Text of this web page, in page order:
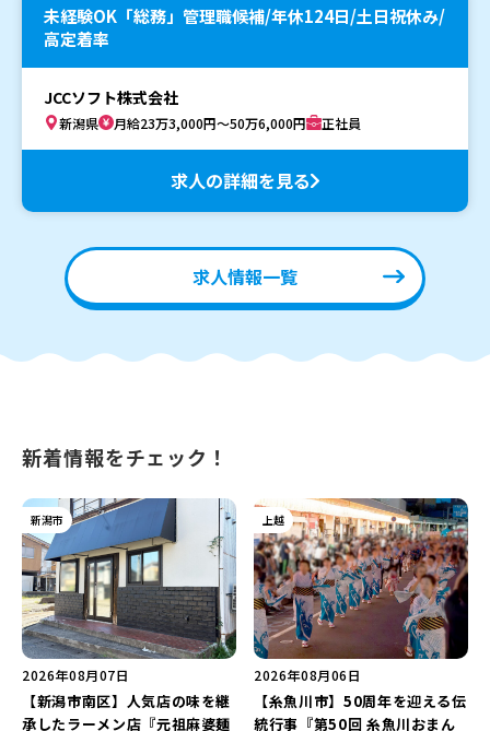
未経験OK「総務」管理職候補/年休124日/土日祝休み/
高定着率
JCCソフト株式会社
新潟県 月給23万3,000円～50万6,000円 正社員
求人の詳細を見る
求人情報一覧
新着情報をチェック！
新潟市
2026年08月07日
【新潟市南区】人気店の味を継
承したラーメン店『元祖麻婆麺
上越
2026年08月06日
【糸魚川市】50周年を迎える伝
統行事『第50回 糸魚川おまん